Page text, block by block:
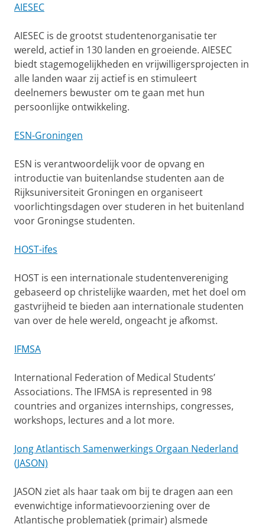
AIESEC
AIESEC is de grootst studentenorganisatie ter
wereld, actief in 130 landen en groeiende. AIESEC
biedt stagemogelijkheden en vrijwilligersprojecten in
alle landen waar zij actief is en stimuleert
deelnemers bewuster om te gaan met hun
persoonlijke ontwikkeling.
ESN-Groningen
ESN is verantwoordelijk voor de opvang en
introductie van buitenlandse studenten aan de
Rijksuniversiteit Groningen en organiseert
voorlichtingsdagen over studeren in het buitenland
voor Groningse studenten.
HOST-ifes
HOST is een internationale studentenvereniging
gebaseerd op christelijke waarden, met het doel om
gastvrijheid te bieden aan internationale studenten
van over de hele wereld, ongeacht je afkomst.
IFMSA
International Federation of Medical Students’
Associations. The IFMSA is represented in 98
countries and organizes internships, congresses,
workshops, lectures and a lot more.
Jong Atlantisch Samenwerkings Orgaan Nederland
(JASON)
JASON ziet als haar taak om bij te dragen aan een
evenwichtige informatievoorziening over de
Atlantische problematiek (primair) alsmede